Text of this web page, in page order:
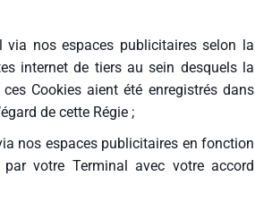
via nos espaces publicitaires selon la
internet de tiers au sein desquels la
Cookies aient été enregistrés dans
de cette Régie ;
nos espaces publicitaires en fonction
votre Terminal avec votre accord